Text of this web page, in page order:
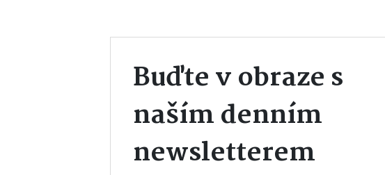
Buďte v obraze s
naším denním
newsletterem